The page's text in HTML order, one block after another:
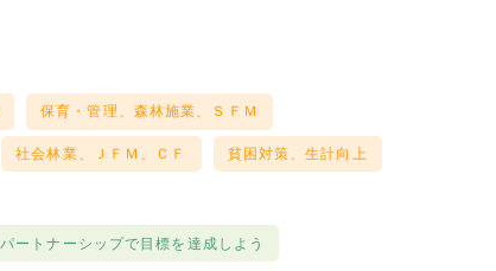
保育・管理、森林施業、ＳＦＭ
社会林業、ＪＦＭ、ＣＦ 貧困対策、生計向上
パートナーシップで目標を達成しよう